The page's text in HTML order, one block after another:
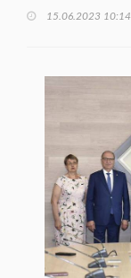
15.06.2023 10:14